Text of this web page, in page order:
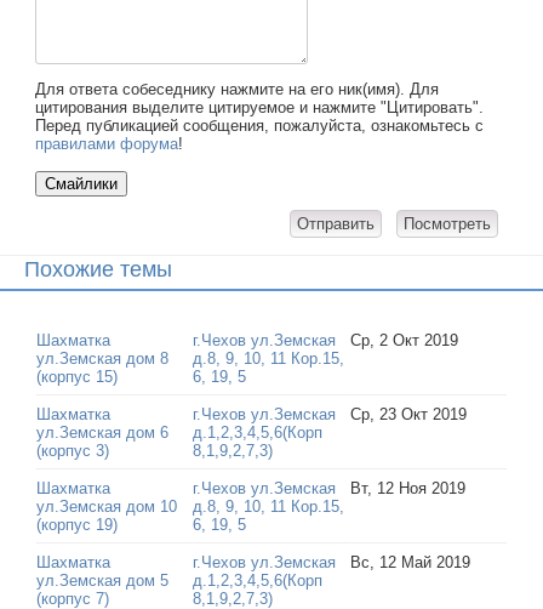
Для ответа собеседнику нажмите на его ник(имя). Для
цитирования выделите цитируемое и нажмите "Цитировать".
Перед публикацией сообщения, пожалуйста, ознакомьтесь с
правилами форума!
Похожие темы
Шахматка
ул.Земская дом 8
(корпус 15)
г.Чехов ул.Земская
д.8, 9, 10, 11 Кор.15,
6, 19, 5
Ср, 2 Окт 2019
Шахматка
ул.Земская дом 6
(корпус 3)
г.Чехов ул.Земская
д.1,2,3,4,5,6(Корп
8,1,9,2,7,3)
Ср, 23 Окт 2019
Шахматка
ул.Земская дом 10
(корпус 19)
г.Чехов ул.Земская
д.8, 9, 10, 11 Кор.15,
6, 19, 5
Вт, 12 Ноя 2019
Шахматка
ул.Земская дом 5
(корпус 7)
г.Чехов ул.Земская
д.1,2,3,4,5,6(Корп
8,1,9,2,7,3)
Вс, 12 Май 2019